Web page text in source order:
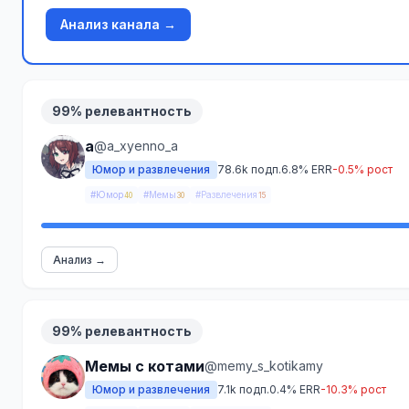
Анализ канала →
99% релевантность
а@a_xyenno_a
Юмор и развлечения 78.6k подп.6.8% ERR-0.5% рост
#Юмор40 #Мемы 30 #Развлечения 15
Анализ →
99% релевантность
Мемы с котами@memy_s_kotikamy
Юмор и развлечения 7.1k подп.0.4% ERR-10.3% рост